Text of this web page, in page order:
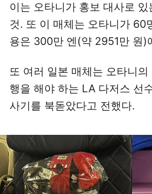
이는 오타니가 홍보 대사로
것. 또 이 매체는 오타니가 60
용은 300만 엔(약 2951만 원)
또 여러 일본 매체는 오타니
행을 해야 하는 LA 다저스 선
사기를 북돋았다고 전했다.